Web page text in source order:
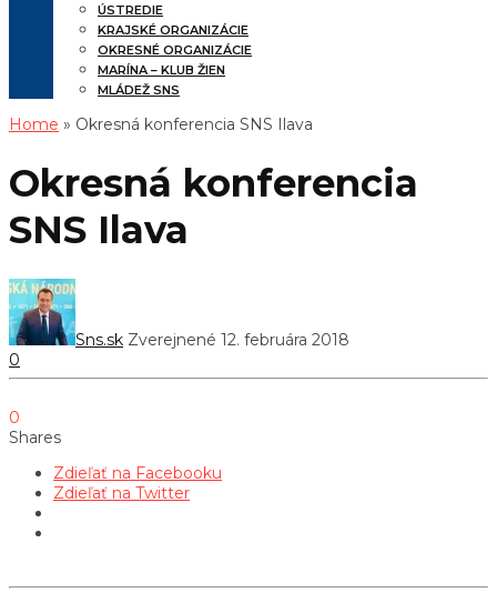
ÚSTREDIE
KRAJSKÉ ORGANIZÁCIE
OKRESNÉ ORGANIZÁCIE
MARÍNA – KLUB ŽIEN
MLÁDEŽ SNS
Home » Okresná konferencia SNS Ilava
Okresná konferencia
SNS Ilava
Sns.sk Zverejnené 12. februára 2018
0
0
Shares
Zdieľať na Facebooku
Zdieľať na Twitter